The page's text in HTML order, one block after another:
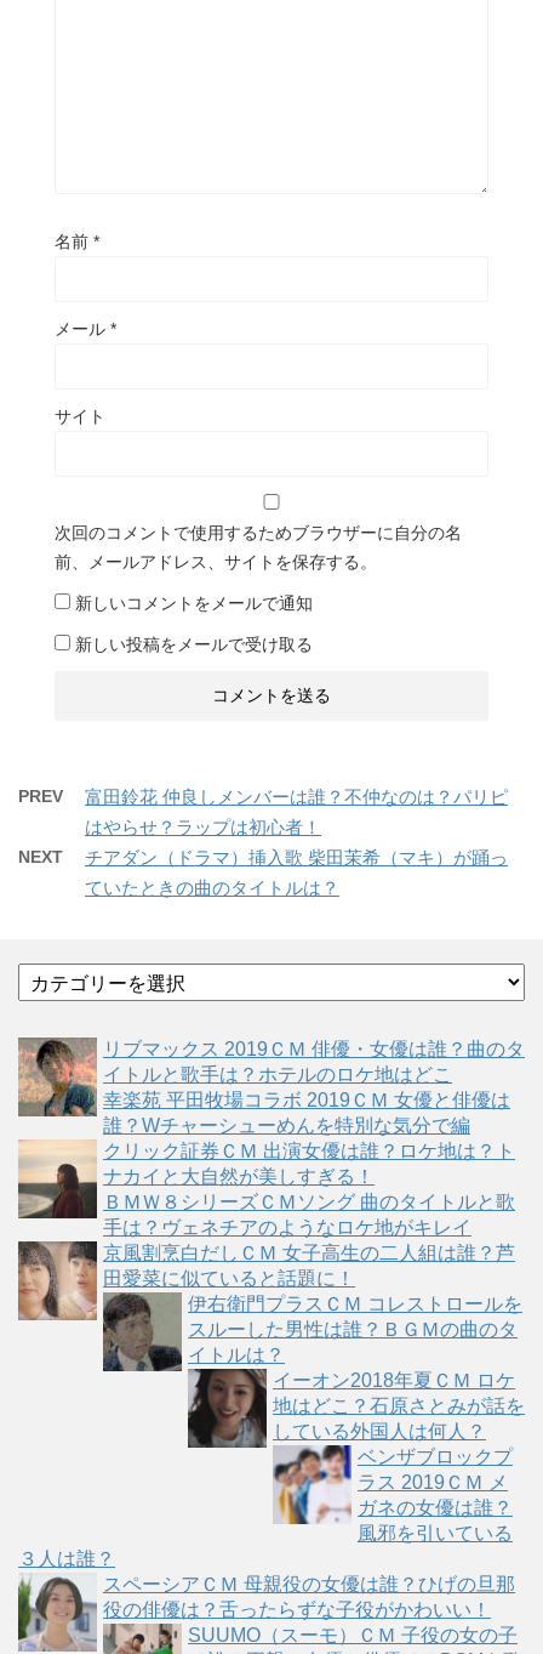
名前 *
メール *
サイト
次回のコメントで使用するためブラウザーに自分の名
前、メールアドレス、サイトを保存する。
新しいコメントをメールで通知
新しい投稿をメールで受け取る
PREV
富田鈴花 仲良しメンバーは誰？不仲なのは？パリピ
はやらせ？ラップは初心者！
NEXT
チアダン（ドラマ）挿入歌 柴田茉希（マキ）が踊っ
ていたときの曲のタイトルは？
テ
リ
ー
リブマックス 2019ＣＭ 俳優・女優は誰？曲のタ
イトルと歌手は？ホテルのロケ地はどこ
幸楽苑 平田牧場コラボ 2019ＣＭ 女優と俳優は
誰？Wチャーシューめんを特別な気分で編
クリック証券ＣＭ 出演女優は誰？ロケ地は？ト
ナカイと大自然が美しすぎる！
ＢＭＷ８シリーズＣＭソング 曲のタイトルと歌
手は？ヴェネチアのようなロケ地がキレイ
京風割烹白だしＣＭ 女子高生の二人組は誰？芦
田愛菜に似ていると話題に！
伊右衛門プラスＣＭ コレストロールを
スルーした男性は誰？ＢＧＭの曲のタ
イトルは？
イーオン2018年夏ＣＭ ロケ
地はどこ？石原さとみが話を
している外国人は何人？
ベンザブロックプ
ラス 2019ＣＭ メ
ガネの女優は誰？
風邪を引いている
３人は誰？
スペーシアＣＭ 母親役の女優は誰？ひげの旦那
役の俳優は？舌ったらずな子役がかわいい！
SUUMO（スーモ）ＣＭ 子役の女の子